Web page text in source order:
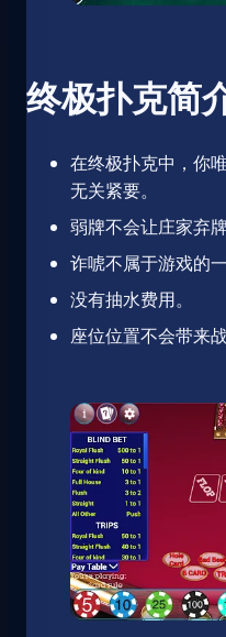
终极扑克简
在终极扑克中，你
无关紧要。
弱牌不会让庄家弃
诈唬不属于游戏的一
没有抽水费用。
座位位置不会带来战